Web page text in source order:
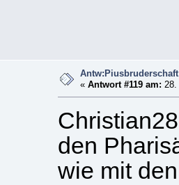
«Antwort #119 am:
den
wie mit